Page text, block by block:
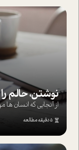
نوشتن، حالم
از آنجایی که انسان
5 دقیقه مطالعه